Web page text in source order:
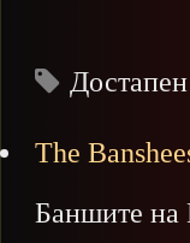
Достапен
The
Баншите на